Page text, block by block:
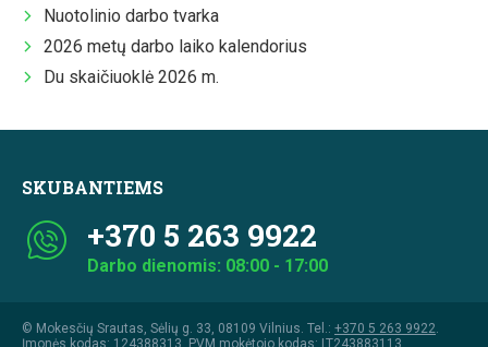
Nuotolinio darbo tvarka
2026 metų darbo laiko kalendorius
Du skaičiuoklė 2026 m.
SKUBANTIEMS
+370 5 263 9922
Darbo dienomis: 08:00 - 17:00
© Mokesčių Srautas, Sėlių g. 33, 08109 Vilnius. Tel.: +370 5 263 9922
Įmonės kodas: 124388313, PVM mokėtojo kodas: LT243883113,